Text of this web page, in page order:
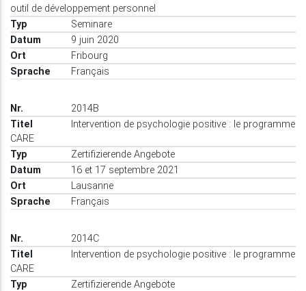
outil de développement personnel
Seminare
9 juin 2020
Fribourg
Français
2014B
Intervention de psychologie positive : le programme
CARE
Zertifizierende Angebote
16 et 17 septembre 2021
Lausanne
Français
2014C
Intervention de psychologie positive : le programme
CARE
Zertifizierende Angebote